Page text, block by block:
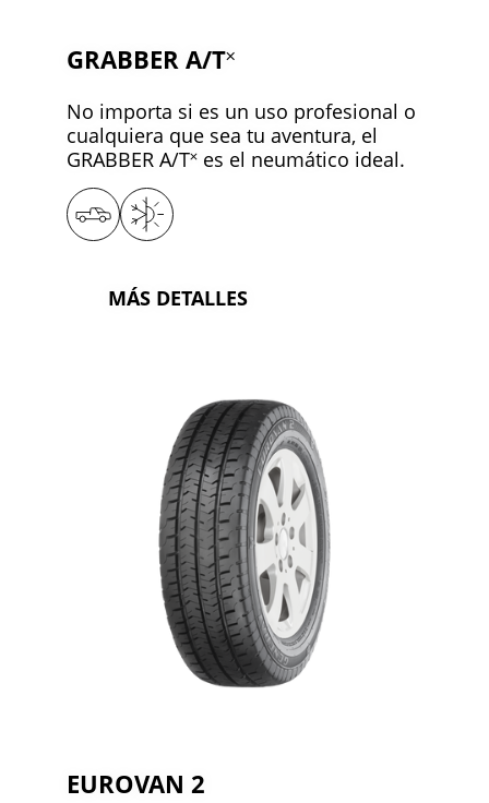
GRABBER A/T˟
No importa si es un uso profesional o
cualquiera que sea tu aventura, el
GRABBER A/T˟ es el neumático ideal.
MÁS DETALLES
EUROVAN 2